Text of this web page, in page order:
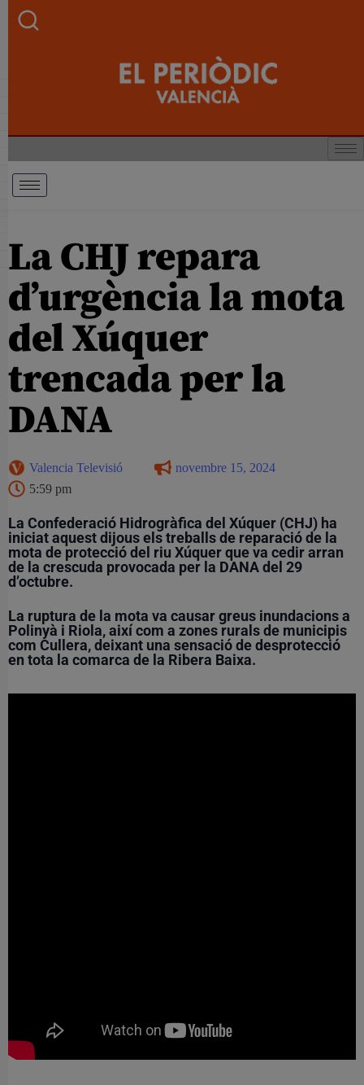
La CHJ repara
d’urgència la mota
del Xúquer
trencada per la
DANA
Valencia Televisió
novembre 15, 2024
5:59 pm
La Confederació Hidrogràfica del Xúquer (CHJ) ha
iniciat aquest dijous els treballs de reparació de la
mota de protecció del riu Xúquer que va cedir arran
de la crescuda provocada per la DANA del 29
d’octubre.
La ruptura de la mota va causar greus inundacions a
Polinyà i Riola, així com a zones rurals de municipis
com Cullera, deixant una sensació de desprotecció
en tota la comarca de la Ribera Baixa.